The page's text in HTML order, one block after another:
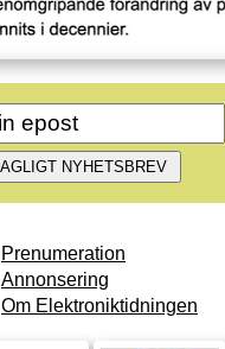
Prenumeration
Annonsering
Om Elektroniktidningen